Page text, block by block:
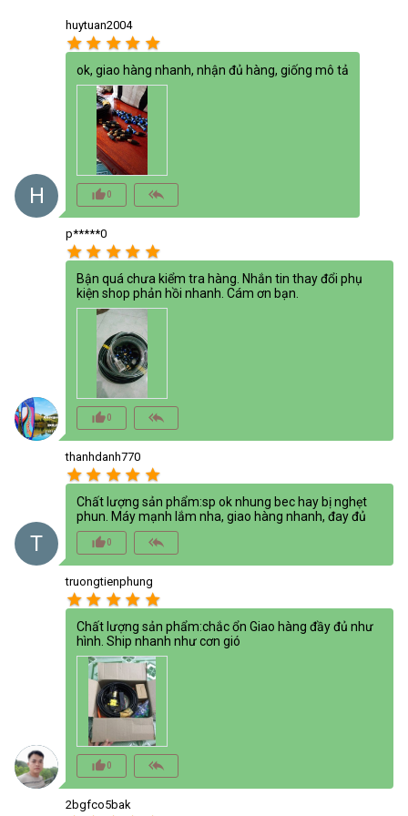
H
huytuan2004
star star star star star
ok, giao hàng nhanh, nhận đủ hàng, giống mô tả
thumb_up_alt0 reply_all
p*****0
star star star star star
Bận quá chưa kiểm tra hàng. Nhắn tin thay đổi phụ
kiện shop phản hồi nhanh. Cám ơn bạn.
thumb_up_alt0 reply_all
T
thanhdanh770
star star star star star
Chất lượng sản phẩm:sp ok nhung bec hay bị nghẹt
phun. Máy mạnh lắm nha, giao hàng nhanh, đay đủ
thumb_up_alt0 reply_all
truongtienphung
star star star star star
Chất lượng sản phẩm:chắc ổn Giao hàng đầy đủ như
hình. Ship nhanh như cơn gió
thumb_up_alt0 reply_all
2bgfco5bak